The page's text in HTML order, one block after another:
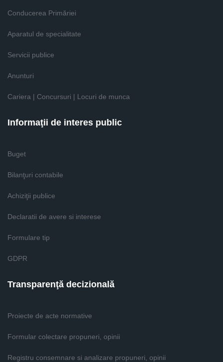
Conducerea Primăriei
Aparatul de specialitate
Servicii publice
Anunturi
Cariera | Concursuri | Locuri de munca
Informaţii de interes public
Buget
Bilanţuri contabile
Achiziţii publice
Declaratii de avere si interese
Formulare tip
GDPR
Transparenţă decizională
Proiecte de acte normative
Formular colectare propuneri, opinii
Registru consemnare si analizare propuneri, opinii